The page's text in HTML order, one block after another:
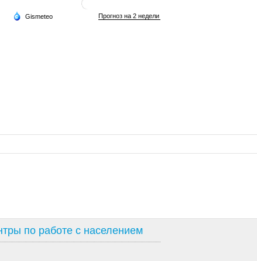
по работе с населением